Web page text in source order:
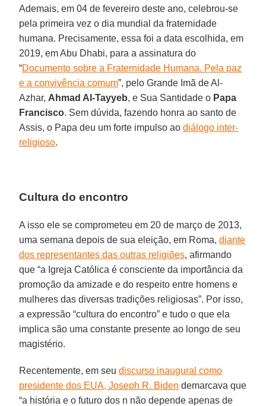
Ademais, em 04 de fevereiro deste ano, celebrou-se
pela primeira vez o dia mundial da fraternidade
humana. Precisamente, essa foi a data escolhida, em
2019, em Abu Dhabi, para a assinatura do
“Documento sobre a Fraternidade Humana. Pela paz
e a convivência comum”, pelo Grande Imã de Al-
Azhar, Ahmad Al-Tayyeb, e Sua Santidade o Papa
Francisco. Sem dúvida, fazendo honra ao santo de
Assis, o Papa deu um forte impulso aodiálogo inter-
religioso.
Cultura do encontro
A isso ele se comprometeu em 20 de março de 2013,
uma semana depois de sua eleição, em Roma,diante
dos representantes das outras religiões, afirmando
que “a Igreja Católica é consciente da importância da
promoção da amizade e do respeito entre homens e
mulheres das diversas tradições religiosas”. Por isso,
a expressão “cultura do encontro” e tudo o que ela
implica são uma constante presente ao longo de seu
magistério.
Recentemente, em seudiscurso inaugural como
presidente dos EUA, Joseph R. Biden demarcava que
“a história e o futuro dos n não depende apenas de